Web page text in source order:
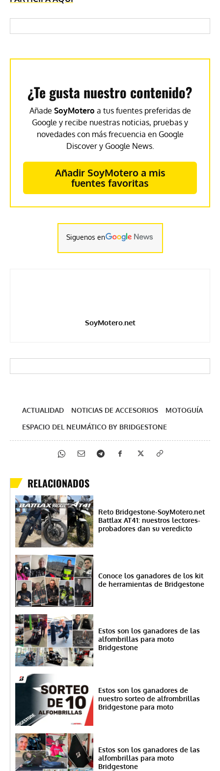
¿Te gusta nuestro contenido?
Añade SoyMotero a tus fuentes preferidas de
Google y recibe nuestras noticias, pruebas y
novedades con más frecuencia en Google
Discover y Google News.
Añadir SoyMotero a mis
fuentes favoritas
Siguenos en
SoyMotero.net
ACTUALIDAD NOTICIAS DE ACCESORIOS
MOTOGUÍA
ESPACIO DEL NEUMÁTICO BY BRIDGESTONE
RELACIONADOS
Reto Bridgestone-SoyMotero.net
Battlax AT41: nuestros lectores-
probadores dan su veredicto
Conoce los ganadores de los kit
de herramientas de Bridgestone
Estos son los ganadores de las
alfombrillas para moto
Bridgestone
Estos son los ganadores de
nuestro sorteo de alfrombrillas
Bridgestone para moto
Estos son los ganadores de las
alfombrillas para moto
Bridgestone